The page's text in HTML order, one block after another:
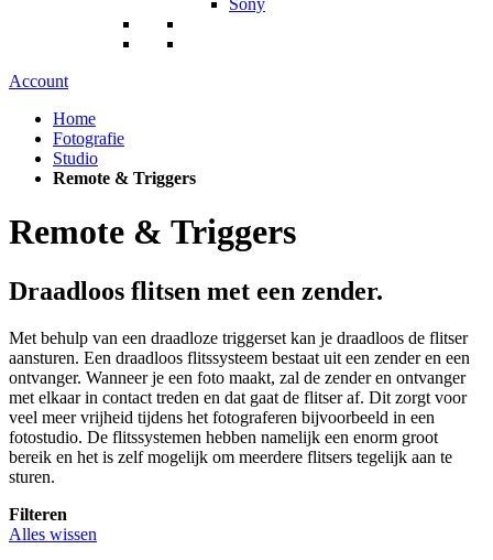
Sony
Account
Home
Fotografie
Studio
Remote & Triggers
Remote & Triggers
Draadloos flitsen met een zender.
Met behulp van een draadloze triggerset kan je draadloos de flitser
aansturen. Een draadloos flitssysteem bestaat uit een zender en een
ontvanger. Wanneer je een foto maakt, zal de zender en ontvanger
met elkaar in contact treden en dat gaat de flitser af. Dit zorgt voor
veel meer vrijheid tijdens het fotograferen bijvoorbeeld in een
fotostudio. De flitssystemen hebben namelijk een enorm groot
bereik en het is zelf mogelijk om meerdere flitsers tegelijk aan te
sturen.
Filteren
Alles wissen